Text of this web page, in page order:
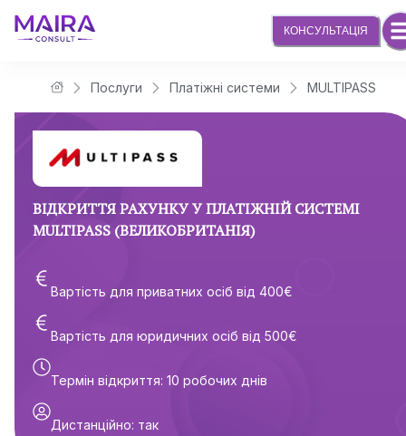
Юридична компанія Maira Consult
Послуги Платіжні системи MULTIPASS
ВІДКРИТТЯ РАХУНКУ У ПЛАТІЖНІЙ СИСТЕМІ
MULTIPASS (ВЕЛИКОБРИТАНІЯ)
Вартість для приватних осіб від 400€
Вартість для юридичних осіб від 500€
Термін відкриття: 10 робочих днів
Дистанційно: так
КОНСУЛЬТАЦІЯ